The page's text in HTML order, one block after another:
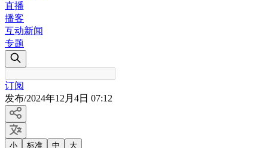
直播
播客
互动新闻
专题
订阅
发布/2024年12月4日 07:12
小 标准 中 大